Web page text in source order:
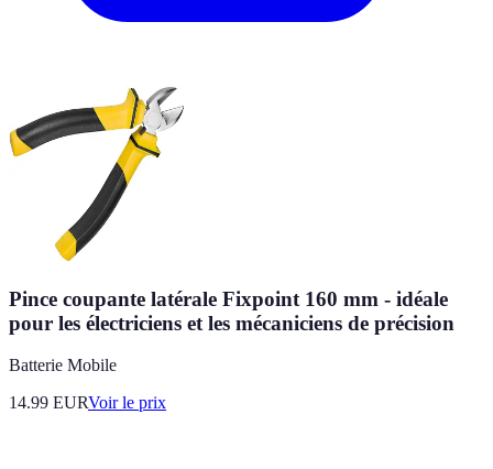
Pince coupante latérale Fixpoint 160 mm - idéale
pour les électriciens et les mécaniciens de précision
Batterie Mobile
14.99 EURVoir le prix